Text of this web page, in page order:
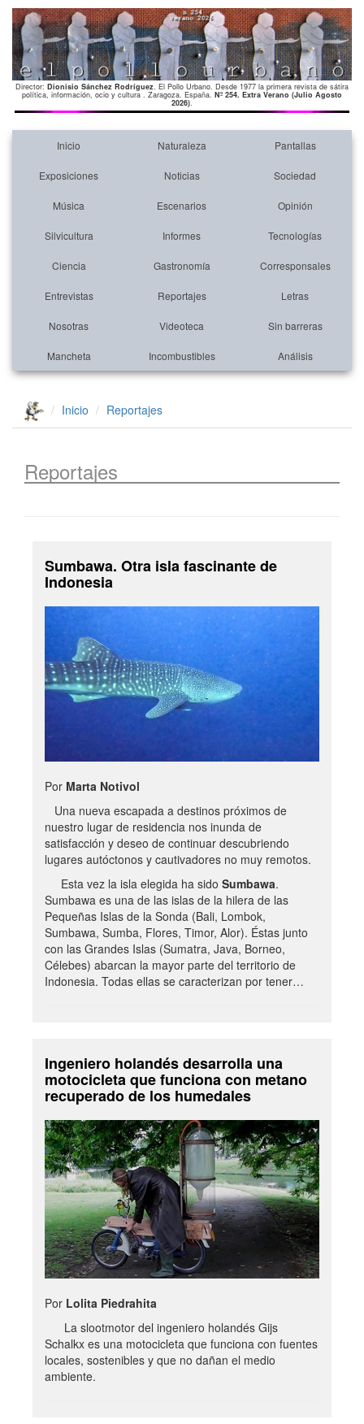
Director: Dionisio Sánchez Rodríguez. El Pollo Urbano. Desde 1977 la primera revista de sátira
política, información, ocio y cultura . Zaragoza. España. Nº 254. Extra Verano (Julio Agosto
2026).
Inicio Naturaleza Pantallas
Exposiciones Noticias Sociedad
Música Escenarios Opinión
Silvicultura Informes Tecnologías
Ciencia Gastronomía Corresponsales
Entrevistas Reportajes Letras
Nosotras Videoteca Sin barreras
Mancheta Incombustibles Análisis
Inicio Reportajes
Reportajes
Sumbawa. Otra isla fascinante de
Indonesia
Por Marta Notivol
Una nueva escapada a destinos próximos de
nuestro lugar de residencia nos inunda de
satisfacción y deseo de continuar descubriendo
lugares autóctonos y cautivadores no muy remotos.
Esta vez la isla elegida ha sido Sumbawa.
Sumbawa es una de las islas de la hilera de las
Pequeñas Islas de la Sonda (Bali, Lombok,
Sumbawa, Sumba, Flores, Timor, Alor). Éstas junto
con las Grandes Islas (Sumatra, Java, Borneo,
Célebes) abarcan la mayor parte del territorio de
Indonesia. Todas ellas se caracterizan por tener…
Ingeniero holandés desarrolla una
motocicleta que funciona con metano
recuperado de los humedales
Por Lolita Piedrahita
La slootmotor del ingeniero holandés Gijs
Schalkx es una motocicleta que funciona con fuentes
locales, sostenibles y que no dañan el medio
ambiente.